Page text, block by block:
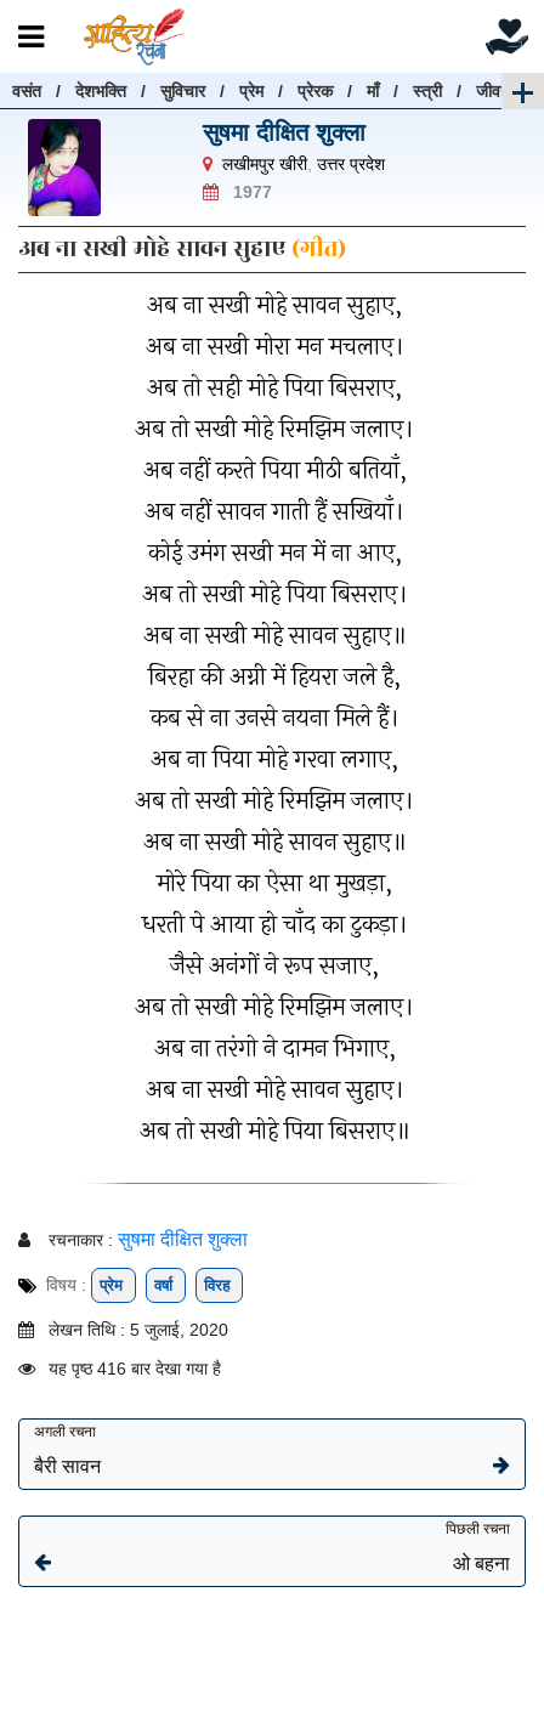
वसंत/देशभक्ति/सुविचार/प्रेम/प्रेरक/माँ/स्त्री/जीवन
सुषमा दीक्षित शुक्ला
लखीमपुर खीरी, उत्तर प्रदेश
1977
अब ना सखी मोहे सावन सुहाए(गीत)
अब ना सखी मोहे सावन सुहाए,
अब ना सखी मोरा मन मचलाए।
अब तो सही मोहे पिया बिसराए,
अब तो सखी मोहे रिमझिम जलाए।
अब नहीं करते पिया मीठी बतियाँ,
अब नहीं सावन गाती हैं सखियाँ।
कोई उमंग सखी मन में ना आए,
अब तो सखी मोहे पिया बिसराए।
अब ना सखी मोहे सावन सुहाए॥
बिरहा की अग्नी में हियरा जले है,
कब से ना उनसे नयना मिले हैं।
अब ना पिया मोहे गरवा लगाए,
अब तो सखी मोहे रिमझिम जलाए।
अब ना सखी मोहे सावन सुहाए॥
मोरे पिया का ऐसा था मुखड़ा,
धरती पे आया हो चाँद का टुकड़ा।
जैसे अनंगों ने रूप सजाए,
अब तो सखी मोहे रिमझिम जलाए।
अब ना तरंगो ने दामन भिगाए,
अब ना सखी मोहे सावन सुहाए।
अब तो सखी मोहे पिया बिसराए॥
रचनाकार : सुषमा दीक्षित शुक्ला
विषय : प्रेम वर्षा विरह
लेखन तिथि : 5 जुलाई, 2020
यह पृष्ठ 416 बार देखा गया है
अगली रचना
बैरी सावन
पिछली रचना
ओ बहना
रचनाएँ खोजें
रचनाएँ खोजने के लिए नीचे दी गई बॉक्स में हिन्दी में लिखें और
"खोजें" बटन पर क्लिक करें
खोजें